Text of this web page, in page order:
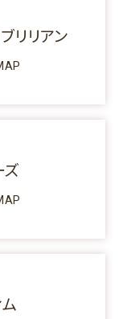
リリアン
ズ